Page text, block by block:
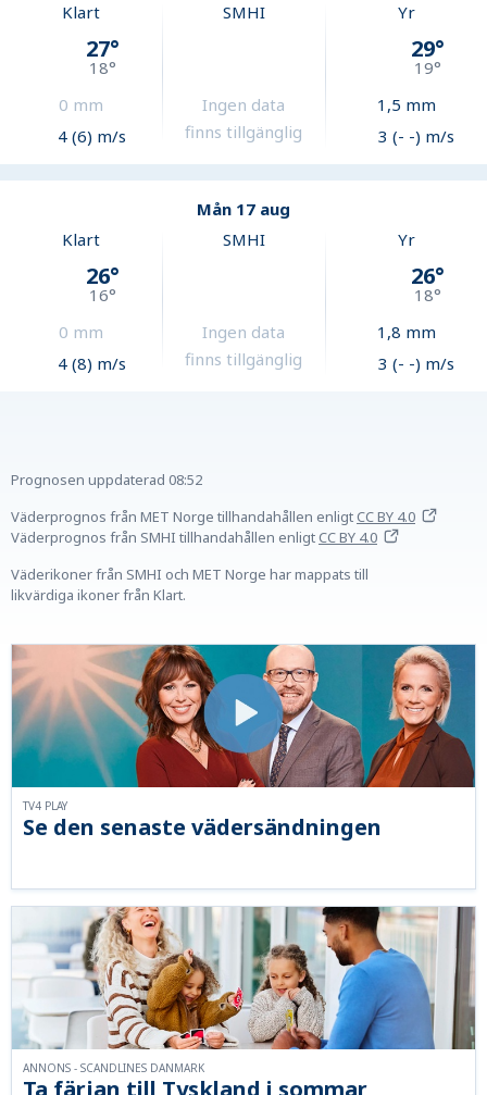
Klart
27°
18°
0 mm
4 (6) m/s
SMHI
Ingen data
finns tillgänglig
Yr
29°
19°
1,5 mm
3 (- -) m/s
Mån 17 aug
Klart
26°
16°
0 mm
4 (8) m/s
SMHI
Ingen data
finns tillgänglig
Yr
26°
18°
1,8 mm
3 (- -) m/s
Prognosen uppdaterad 08:52
Väderprognos från MET Norge tillhandahållen enligtCC BY 4.0
Väderprognos från SMHI tillhandahållen enligtCC BY 4.0
Väderikoner från SMHI och MET Norge har mappats till
likvärdiga ikoner från Klart.
Se den senaste vädersändningen
TV4 PLAY
ANNONS - SCANDLINES DANMARK